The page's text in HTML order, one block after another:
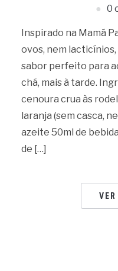
0
Inspirado na Mamã
ovos, nem
sabor perfeito para
chá, mais à tarde.
cenoura crua às
laranja (sem casca,
azeite 50ml de
de […]